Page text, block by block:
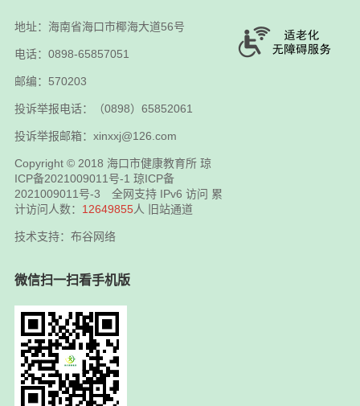
地址：海南省海口市椰海大道56号
电话：0898-65857051
邮编：570203
投诉举报电话：（0898）65852061
投诉举报邮箱：xinxxj@126.com
Copyright © 2018 海口市健康教育所 琼
ICP备2021009011号-1 琼ICP备
2021009011号-3 全网支持 IPv6 访问 累
计访问人数： 12649855人 旧站通道
技术支持：布谷网络
微信扫一扫看手机版